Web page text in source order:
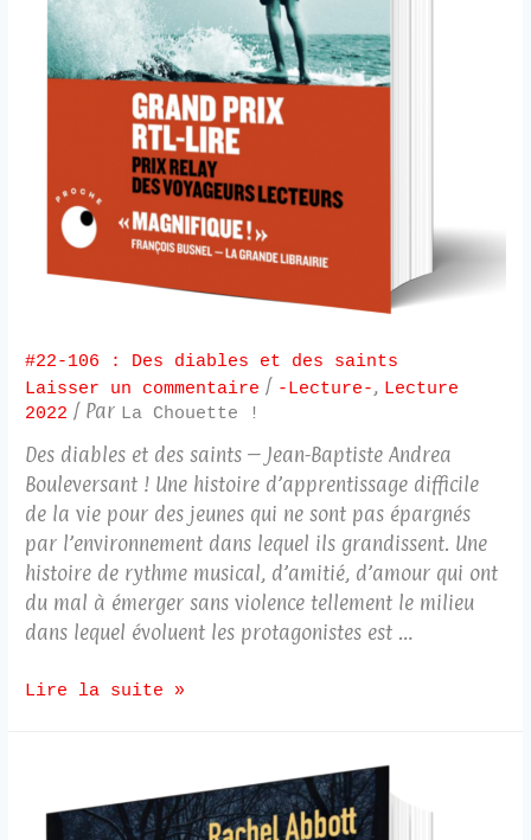
#22-106 : Des diables et des saints
Laisser un commentaire / -Lecture-, Lecture
2022 / Par La Chouette !
Des diables et des saints – Jean-Baptiste Andrea
Bouleversant ! Une histoire d’apprentissage difficile
de la vie pour des jeunes qui ne sont pas épargnés
par l’environnement dans lequel ils grandissent. Une
histoire de rythme musical, d’amitié, d’amour qui ont
du mal à émerger sans violence tellement le milieu
dans lequel évoluent les protagonistes est …
Lire la suite »